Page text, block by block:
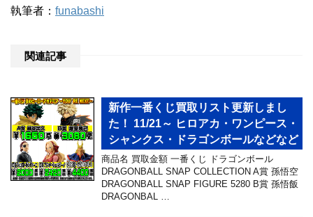
執筆者： funabashi
関連記事
新作一番くじ買取リスト更新しまし
た！ 11/21～ ヒロアカ・ワンピース・
シャンクス・ドラゴンボールなどなど
商品名 買取金額 一番くじ ドラゴンボール
DRAGONBALL SNAP COLLECTION A賞 孫悟空
DRAGONBALL SNAP FIGURE 5280 B賞 孫悟飯
DRAGONBAL …